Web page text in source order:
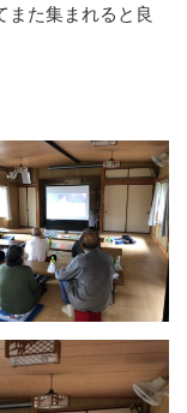
た集まれると良